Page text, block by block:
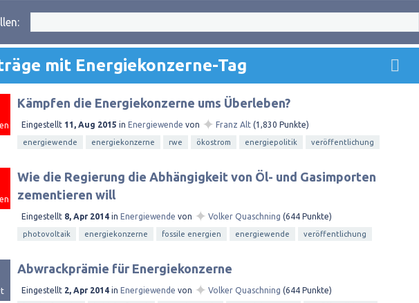
mit Energiekonzerne-Tag
Kämpfen die Energiekonzerne ums Überleben?
Eingestellt 11, Aug 2015 in Energiewende von ✦ Franz Alt (1,830 Punkte)
energiewende energiekonzerne rwe ökostrom energiepolitik veröffentlichung
Wie die Regierung die Abhängigkeit von Öl- und Gasimporten
zementieren will
Eingestellt 8, Apr 2014 in Energiewende von ✦ Volker Quaschning (644 Punkte)
photovoltaik energiekonzerne fossile energien energiewende veröffentlichung
Abwrackprämie für Energiekonzerne
Eingestellt 2, Apr 2014 in Energiewende von ✦ Volker Quaschning (644 Punkte)